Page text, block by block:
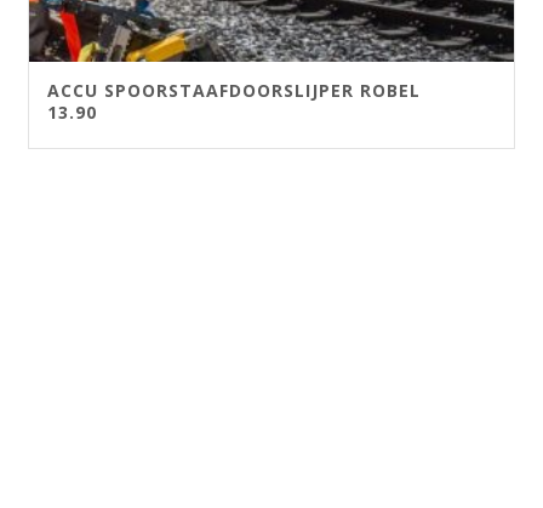
ACCU SPOORSTAAFDOORSLIJPER ROBEL
13.90